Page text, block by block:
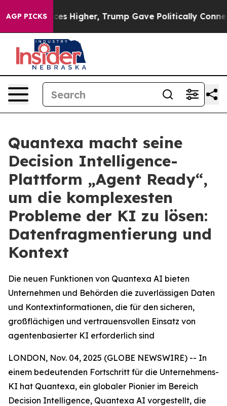
AGP PICKSHigher, Trump Gave Politically Connected
Quantexa macht seine
Decision Intelligence-
Plattform „Agent Ready“,
um die komplexesten
Probleme der KI zu lösen:
Datenfragmentierung und
Kontext
Die neuen Funktionen von Quantexa AI bieten
Unternehmen und Behörden die zuverlässigen Daten
und Kontextinformationen, die für den sicheren,
großflächigen und vertrauensvollen Einsatz von
agentenbasierter KI erforderlich sind
LONDON, Nov. 04, 2025 (GLOBE NEWSWIRE) -- In
einem bedeutenden Fortschritt für die Unternehmens-
KI hat Quantexa, ein globaler Pionier im Bereich
Decision Intelligence, Quantexa AI vorgestellt, die